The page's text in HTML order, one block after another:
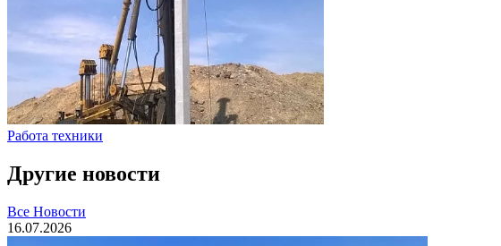
Работа техники
Другие новости
Все Новости
16.07.2026